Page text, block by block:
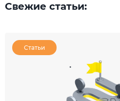
Свежие статьи:
Статьи